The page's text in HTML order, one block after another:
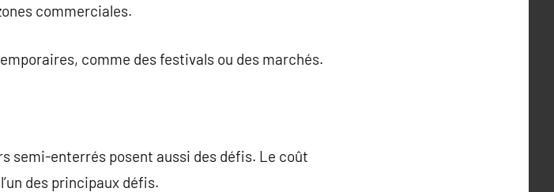
commerciales.
comme des festivals ou des marchés.
semi-enterrés posent aussi des défis. Le coût
des principaux défis.